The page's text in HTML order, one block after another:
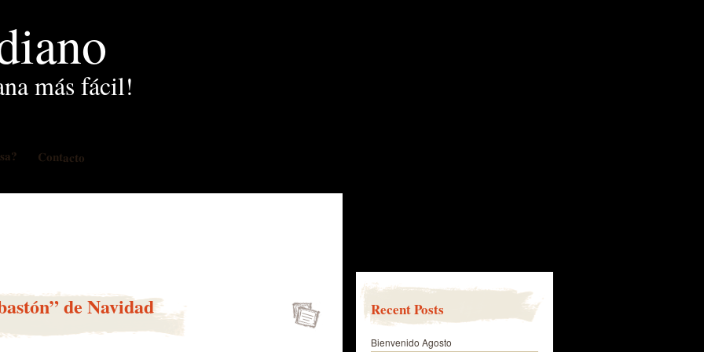
más fácil!
Contacto
de Navidad Recent Posts
Bienvenido Agosto